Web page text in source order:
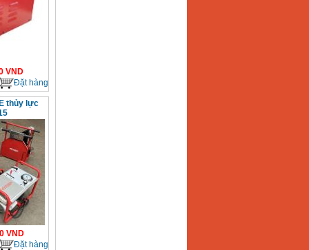
VND
Đặt hàng
thủy lực
VND
Đặt hàng